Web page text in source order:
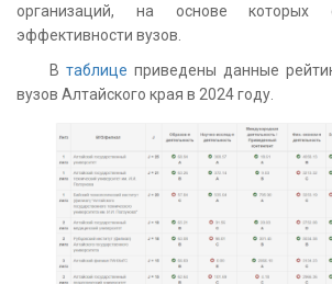
организаций, на основе которых
эффективности вузов.
В таблице приведены данные
вузов Алтайского края в 2024 году.